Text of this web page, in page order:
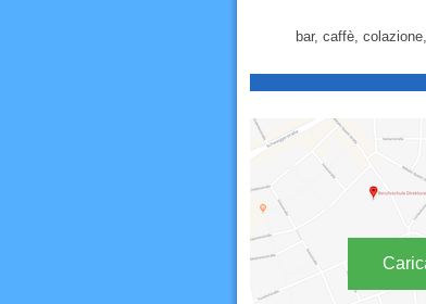
bar, caffè,